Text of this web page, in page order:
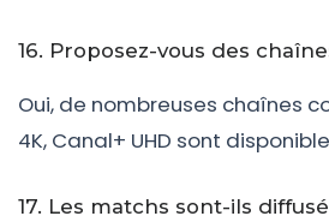
16. Proposez-vous des
Oui, de nombreuses chaînes
4K, Canal+ UHD sont
17. Les matchs sont-ils